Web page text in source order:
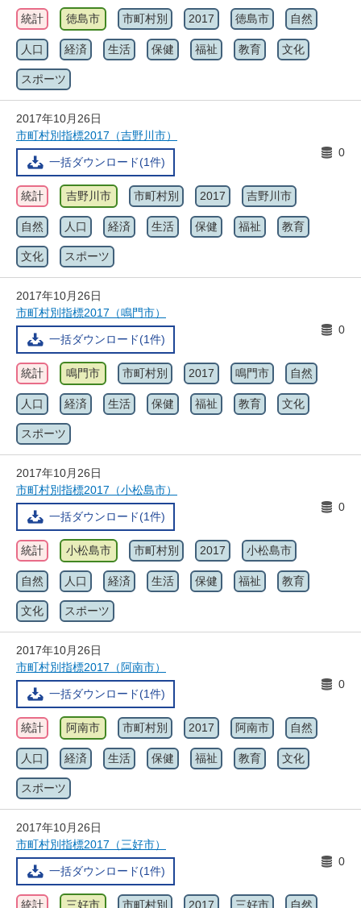
統計 徳島市 市町村別 2017 徳島市 自然
人口 経済 生活 保健 福祉 教育 文化
スポーツ
2017年10月26日
市町村別指標2017（吉野川市）
一括ダウンロード(1件)
0
統計 吉野川市 市町村別 2017 吉野川市
自然 人口 経済 生活 保健 福祉 教育
文化 スポーツ
2017年10月26日
市町村別指標2017（鳴門市）
一括ダウンロード(1件)
0
統計 鳴門市 市町村別 2017 鳴門市 自然
人口 経済 生活 保健 福祉 教育 文化
スポーツ
2017年10月26日
市町村別指標2017（小松島市）
一括ダウンロード(1件)
0
統計 小松島市 市町村別 2017 小松島市
自然 人口 経済 生活 保健 福祉 教育
文化 スポーツ
2017年10月26日
市町村別指標2017（阿南市）
一括ダウンロード(1件)
0
統計 阿南市 市町村別 2017 阿南市 自然
人口 経済 生活 保健 福祉 教育 文化
スポーツ
2017年10月26日
市町村別指標2017（三好市）
一括ダウンロード(1件)
0
統計 三好市 市町村別 2017 三好市 自然